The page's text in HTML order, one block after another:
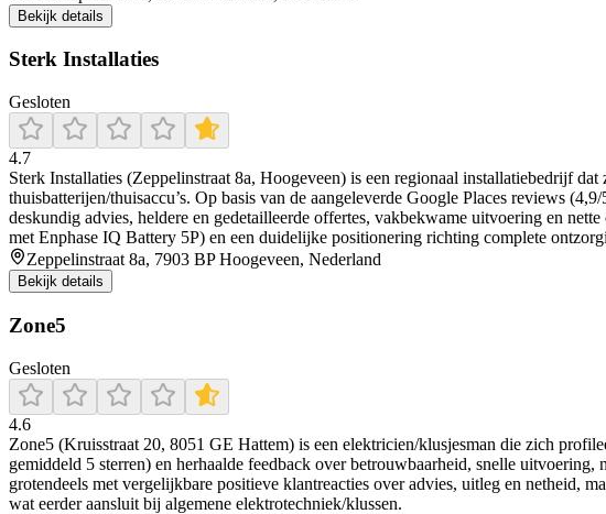
Bekijk details
Sterk Installaties
Gesloten
4.7
Sterk Installaties (Zeppelinstraat 8a, Hoogeveen) is een regionaal installatiebedrijf
thuisbatterijen/thuisaccu’s. Op basis van de aangeleverde Google Places reviews
deskundig advies, heldere en gedetailleerde offertes, vakbekwame uitvoering en
met Enphase IQ Battery 5P) en een duidelijke positionering richting complete
Zeppelinstraat 8a, 7903 BP Hoogeveen, Nederland
Bekijk details
Zone5
Gesloten
4.6
Zone5 (Kruisstraat 20, 8051 GE Hattem) is een elektricien/klusjesman die zich
gemiddeld 5 sterren) en herhaalde feedback over betrouwbaarheid, snelle
grotendeels met vergelijkbare positieve klantreacties over advies, uitleg en netheid,
wat eerder aansluit bij algemene elektrotechniek/klussen.